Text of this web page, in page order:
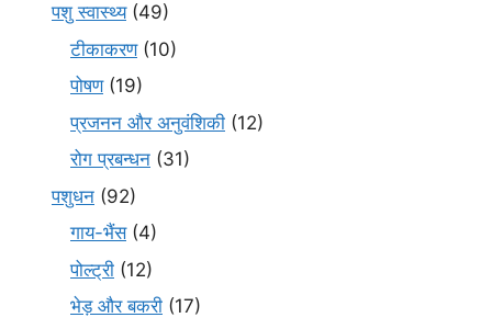
पशु स्वास्थ्य(49)
टीकाकरण(10)
पोषण(19)
प्रजनन और अनुवंशिकी (12)
रोग प्रबन्धन (31)
पशुधन (92)
गाय-भैंस(4)
पोल्ट्री (12)
भेड़ और बकरी (17)